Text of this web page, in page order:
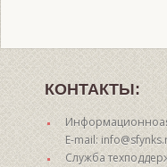
КОНТАКТЫ:
E-mail:
Служба